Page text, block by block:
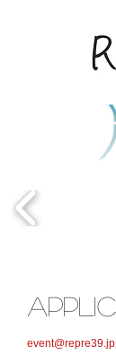
event@repre39.jp